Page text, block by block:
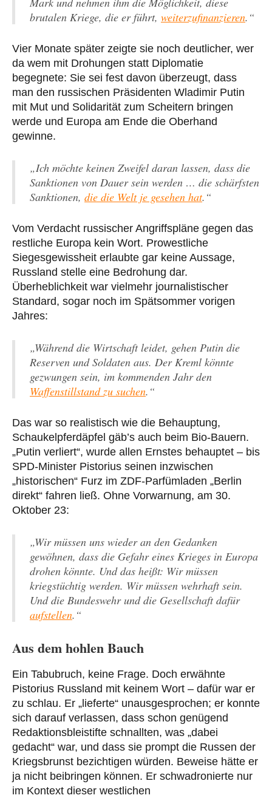
brutalen Kriege, die er führt, weiterzufinanzieren.“
Vier Monate später zeigte sie noch deutlicher, wer
da wem mit Drohungen statt Diplomatie
begegnete: Sie sei fest davon überzeugt, dass
man den russischen Präsidenten Wladimir Putin
mit Mut und Solidarität zum Scheitern bringen
werde und Europa am Ende die Oberhand
gewinne.
„Ich möchte keinen Zweifel daran lassen, dass die
Sanktionen von Dauer sein werden … die schärfsten
Sanktionen, die die Welt je gesehen hat.“
Vom Verdacht russischer Angriffspläne gegen das
restliche Europa kein Wort. Prowestliche
Siegesgewissheit erlaubte gar keine Aussage,
Russland stelle eine Bedrohung dar.
Überheblichkeit war vielmehr journalistischer
Standard, sogar noch im Spätsommer vorigen
Jahres:
„Während die Wirtschaft leidet, gehen Putin die
Reserven und Soldaten aus. Der Kreml könnte
gezwungen sein, im kommenden Jahr den
Waffenstillstand zu suchen.“
Das war so realistisch wie die Behauptung,
Schaukelpferdäpfel gäb’s auch beim Bio-Bauern.
„Putin verliert“, wurde allen Ernstes behauptet – bis
SPD-Minister Pistorius seinen inzwischen
„historischen“ Furz im ZDF-Parfümladen „Berlin
direkt“ fahren ließ. Ohne Vorwarnung, am 30.
Oktober 23:
„Wir müssen uns wieder an den Gedanken
gewöhnen, dass die Gefahr eines Krieges in Europa
drohen könnte. Und das heißt: Wir müssen
kriegstüchtig werden. Wir müssen wehrhaft sein.
Und die Bundeswehr und die Gesellschaft dafür
aufstellen.“
Aus dem hohlen Bauch
Ein Tabubruch, keine Frage. Doch erwähnte
Pistorius Russland mit keinem Wort – dafür war er
zu schlau. Er „lieferte“ unausgesprochen; er konnte
sich darauf verlassen, dass schon genügend
Redaktionsbleistifte schnallten, was „dabei
gedacht“ war, und dass sie prompt die Russen der
Kriegsbrunst bezichtigen würden. Beweise hätte er
ja nicht beibringen können. Er schwadronierte nur
im Kontext dieser westlichen